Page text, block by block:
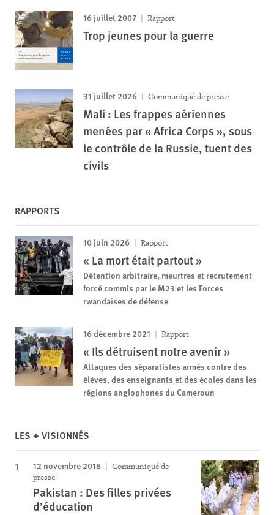
16 juillet 2007 Rapport
Trop jeunes pour la guerre
31 juillet 2026 Communiqué de presse
Mali : Les frappes aériennes
menées par « Africa Corps », sous
le contrôle de la Russie, tuent des
civils
RAPPORTS
10 juin 2026 Rapport
« La mort était partout »
Détention arbitraire, meurtres et recrutement
forcé commis par le M23 et les Forces
rwandaises de défense
16 décembre 2021 Rapport
« Ils détruisent notre avenir »
Attaques des séparatistes armés contre des
élèves, des enseignants et des écoles dans les
régions anglophones du Cameroun
LES + VISIONNÉS
12 novembre 2018
Communiqué de
presse
Pakistan : Des filles privées
d’éducation